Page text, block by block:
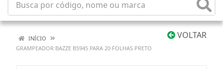
VOLTAR
INÍCIO
GRAMPEADOR BAZZE B5945 PARA 20 FOLHAS PRETO